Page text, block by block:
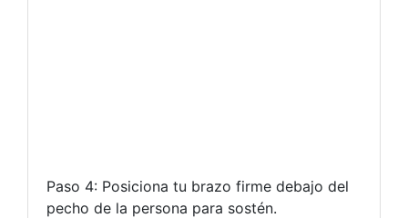
Paso 4: Posiciona tu brazo firme debajo del
pecho de la persona para sostén.